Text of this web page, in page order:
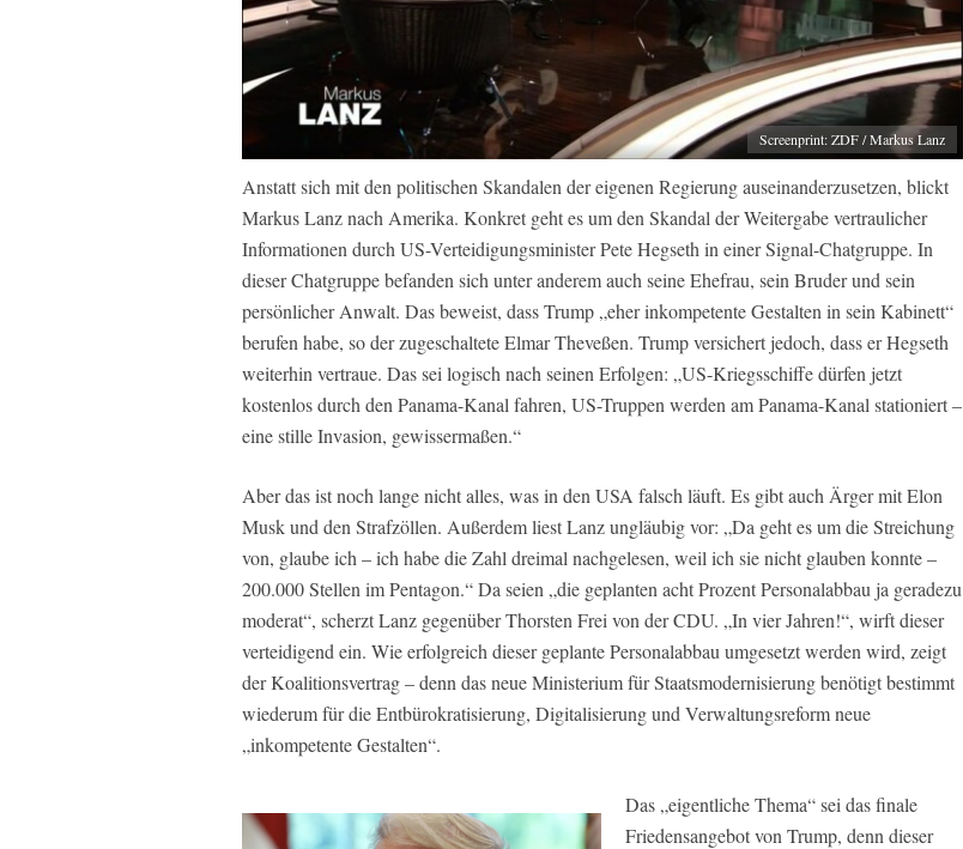
Screenprint: ZDF / Markus Lanz
Anstatt sich mit den politischen Skandalen der eigenen Regierung auseinanderzusetzen, blickt
Markus Lanz nach Amerika. Konkret geht es um den Skandal der Weitergabe vertraulicher
Informationen durch US-Verteidigungsminister Pete Hegseth in einer Signal-Chatgruppe. In
dieser Chatgruppe befanden sich unter anderem auch seine Ehefrau, sein Bruder und sein
persönlicher Anwalt. Das beweist, dass Trump „eher inkompetente Gestalten in sein Kabinett“
berufen habe, so der zugeschaltete Elmar Theveßen. Trump versichert jedoch, dass er Hegseth
weiterhin vertraue. Das sei logisch nach seinen Erfolgen: „US-Kriegsschiffe dürfen jetzt
kostenlos durch den Panama-Kanal fahren, US-Truppen werden am Panama-Kanal stationiert –
eine stille Invasion, gewissermaßen.“
Aber das ist noch lange nicht alles, was in den USA falsch läuft. Es gibt auch Ärger mit Elon
Musk und den Strafzöllen. Außerdem liest Lanz ungläubig vor: „Da geht es um die Streichung
von, glaube ich – ich habe die Zahl dreimal nachgelesen, weil ich sie nicht glauben konnte –
200.000 Stellen im Pentagon.“ Da seien „die geplanten acht Prozent Personalabbau ja geradezu
moderat“, scherzt Lanz gegenüber Thorsten Frei von der CDU. „In vier Jahren!“, wirft dieser
verteidigend ein. Wie erfolgreich dieser geplante Personalabbau umgesetzt werden wird, zeigt
der Koalitionsvertrag – denn das neue Ministerium für Staatsmodernisierung benötigt bestimmt
wiederum für die Entbürokratisierung, Digitalisierung und Verwaltungsreform neue
„inkompetente Gestalten“.
Das „eigentliche Thema“ sei das finale
Friedensangebot von Trump, denn dieser